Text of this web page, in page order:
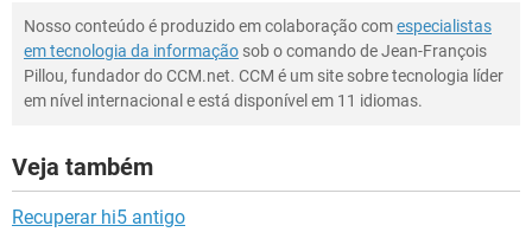
Nosso conteúdo é produzido em colaboração comespecialistas
em tecnologia da informação sob o comando de Jean-François
Pillou, fundador do CCM.net. CCM é um site sobre tecnologia líder
em nível internacional e está disponível em 11 idiomas.
Veja também
Recuperar hi5 antigo